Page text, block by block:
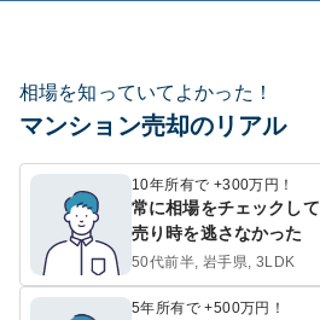
相場を知っていてよかった！
マンション売却のリアル
10年所有で +300万円！
常に相場をチェックして
売り時を逃さなかった
50代前半, 岩手県, 3LDK
5年所有で +500万円！